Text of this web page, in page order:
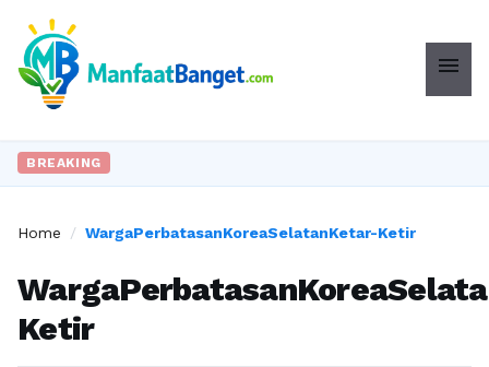
menu
BREAKING
Home / WargaPerbatasanKoreaSelatanKetar-Ketir
Ketir